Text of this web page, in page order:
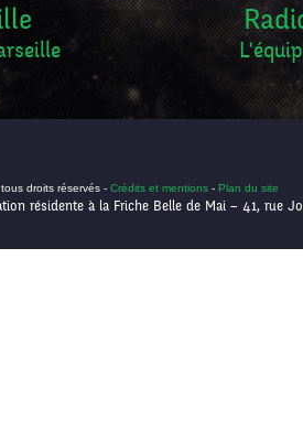
tous droits réservés - Crédits et mentions - Plan du site
résidente à la Friche Belle de Mai – 41, rue